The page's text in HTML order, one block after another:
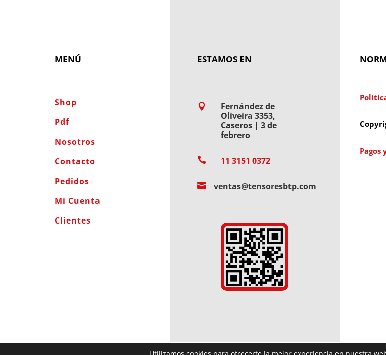
MENÚ
Shop
Pdf
Nosotros
Contacto
Pedidos
Mi Cuenta
Clientes
ESTAMOS EN

Fernández de
Oliveira 3353,
Caseros | 3 de
febrero
 11 3151 0372
 ventas@tensoresbtp.com
Pagos